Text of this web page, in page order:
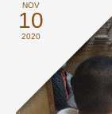
NOV
10
2020